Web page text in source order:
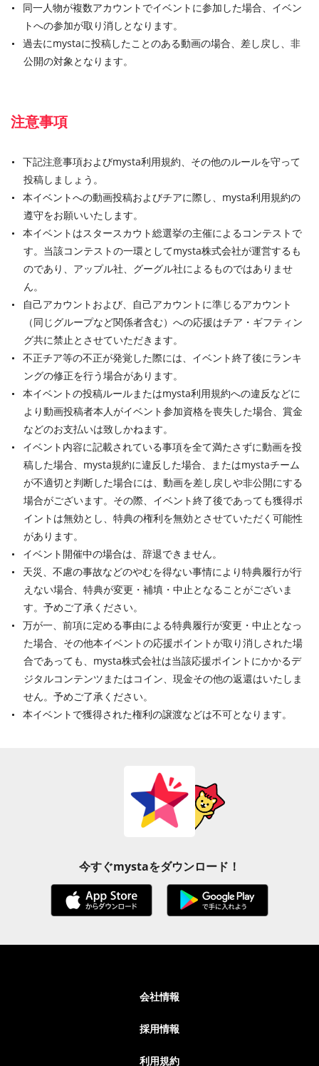
同一人物が複数アカウントでイベントに参加した場合、イベン
トへの参加が取り消しとなります。
過去にmystaに投稿したことのある動画の場合、差し戻し、非
公開の対象となります。
注意事項
下記注意事項およびmysta利用規約、その他のルールを守って
投稿しましょう。
本イベントへの動画投稿およびチアに際し、mysta利用規約の
遵守をお願いいたします。
本イベントはスタースカウト総選挙の主催によるコンテストで
す。当該コンテストの一環としてmysta株式会社が運営するも
のであり、アップル社、グーグル社によるものではありませ
ん。
自己アカウントおよび、自己アカウントに準じるアカウント
（同じグループなど関係者含む）への応援はチア・ギフティン
グ共に禁止とさせていただきます。
不正チア等の不正が発覚した際には、イベント終了後にランキ
ングの修正を行う場合があります。
本イベントの投稿ルールまたはmysta利用規約への違反などに
より動画投稿者本人がイベント参加資格を喪失した場合、賞金
などのお支払いは致しかねます。
イベント内容に記載されている事項を全て満たさずに動画を投
稿した場合、mysta規約に違反した場合、またはmystaチーム
が不適切と判断した場合には、動画を差し戻しや非公開にする
場合がございます。その際、イベント終了後であっても獲得ポ
イントは無効とし、特典の権利を無効とさせていただく可能性
があります。
イベント開催中の場合は、辞退できません。
天災、不慮の事故などのやむを得ない事情により特典履行が行
えない場合、特典が変更・補填・中止となることがございま
す。予めご了承ください。
万が一、前項に定める事由による特典履行が変更・中止となっ
た場合、その他本イベントの応援ポイントが取り消しされた場
合であっても、mysta株式会社は当該応援ポイントにかかるデ
ジタルコンテンツまたはコイン、現金その他の返還はいたしま
せん。予めご了承ください。
本イベントで獲得された権利の譲渡などは不可となります。
今すぐmystaをダウンロード！
会社情報
採用情報
利用規約